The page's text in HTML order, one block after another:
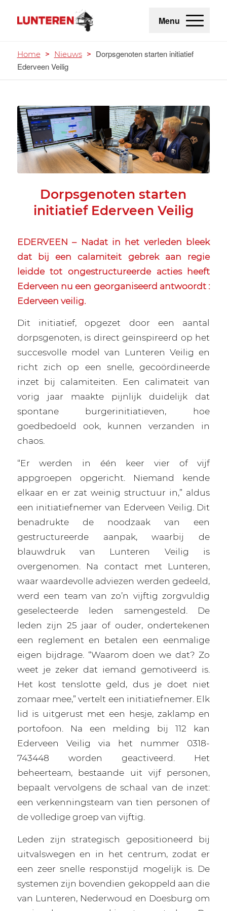
Menu
Home > Nieuws > Dorpsgenoten starten initiatief
Ederveen Veilig
Dorpsgenoten starten
initiatief Ederveen Veilig
EDERVEEN – Nadat in het verleden bleek
dat bij een calamiteit gebrek aan regie
leidde tot ongestructureerde acties heeft
Ederveen nu een georganiseerd antwoordt :
Ederveen veilig.
Dit initiatief, opgezet door een aantal
dorpsgenoten, is direct geïnspireerd op het
succesvolle model van Lunteren Veilig en
richt zich op een snelle, gecoördineerde
inzet bij calamiteiten. Een calimateit van
vorig jaar maakte pijnlijk duidelijk dat
spontane burgerinitiatieven, hoe
goedbedoeld ook, kunnen verzanden in
chaos.
“Er werden in één keer vier of vijf
appgroepen opgericht. Niemand kende
elkaar en er zat weinig structuur in,” aldus
een initiatiefnemer van Ederveen Veilig. Dit
benadrukte de noodzaak van een
gestructureerde aanpak, waarbij de
blauwdruk van Lunteren Veilig is
overgenomen. Na contact met Lunteren,
waar waardevolle adviezen werden gedeeld,
werd een team van zo’n vijftig zorgvuldig
geselecteerde leden samengesteld. De
leden zijn 25 jaar of ouder, ondertekenen
een reglement en betalen een eenmalige
eigen bijdrage. “Waarom doen we dat? Zo
weet je zeker dat iemand gemotiveerd is.
Het kost tenslotte geld, dus je doet niet
zomaar mee,” vertelt een initiatiefnemer. Elk
lid is uitgerust met een hesje, zaklamp en
portofoon. Na een melding bij 112 kan
Ederveen Veilig via het nummer 0318-
743448 worden geactiveerd. Het
beheerteam, bestaande uit vijf personen,
bepaalt vervolgens de schaal van de inzet:
een verkenningsteam van tien personen of
de volledige groep van vijftig.
Leden zijn strategisch gepositioneerd bij
uitvalswegen en in het centrum, zodat er
een zeer snelle responstijd mogelijk is. De
systemen zijn bovendien gekoppeld aan die
van Lunteren, Nederwoud en Doesburg om